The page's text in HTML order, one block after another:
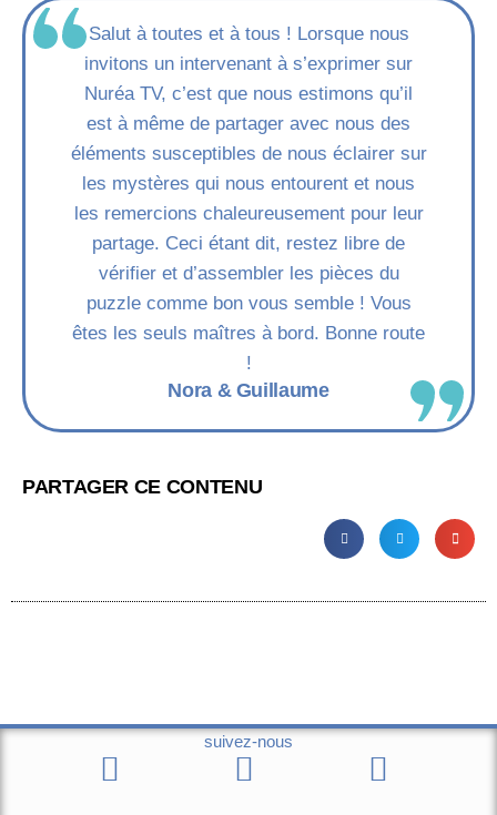
Salut à toutes et à tous ! Lorsque nous
invitons un intervenant à s’exprimer sur
Nuréa TV, c’est que nous estimons qu’il
est à même de partager avec nous des
éléments susceptibles de nous éclairer sur
les mystères qui nous entourent et nous
les remercions chaleureusement pour leur
partage. Ceci étant dit, restez libre de
vérifier et d’assembler les pièces du
puzzle comme bon vous semble ! Vous
êtes les seuls maîtres à bord. Bonne route
!
Nora & Guillaume
PARTAGER CE CONTENU
suivez-nous